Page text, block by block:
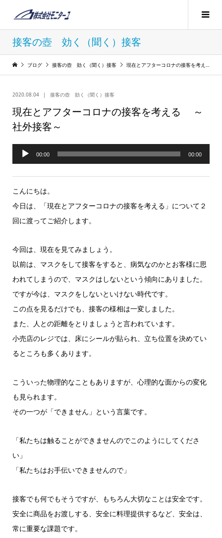
接客の壺 効く（聞く）接客
ブログ 接客の壺 効く（聞く）接客 現在とアフターコロナの接客を考える ～社外接客～
2020.08.04 接客の壺 効く（聞く）接客
現在とアフターコロナの接客を考える ～
社外接客～
声
レ
ー
ヤ
00:00 00:00
こんにちは。
今日は、「現在とアフターコロナの接客を考える」について２
回に渡ってご紹介します。
今回は、現在を見てみましょう。
以前は、マスクをして接客をすると、病気なのかとお客様に思
われてしまうので、マスクはしないという傾向にありました。
ですが今は、マスクをしないといけない時代です。
この点を見るだけでも、接客の様相は一変しました。
また、人との距離をとりましょうと言われています。
小売店のレジでは、床にシールが貼られ、立ち位置を決めてい
るところも多くあります。
こういった物理的なこともありますが、心理的な面からの変化
も見られます。
その一つが「できません」という言葉です。
「私たちは触ることができませんのでこのようにしてくださ
い」
「私たちはお手伝いできませんので」
接客でも何でもそうですが、もちろん大切なことは安全です。
安全に商品をお渡しする、安全に料理提供するなど、安全は、
常に重要な課題です。